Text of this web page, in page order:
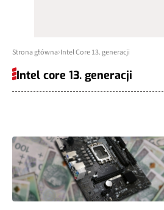
Strona główna Intel Core 13. generacji
Intel core 13. generacji